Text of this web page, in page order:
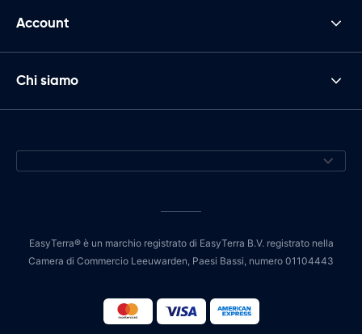
Account
Chi siamo
EasyTerra® è un marchio registrato di EasyTerra B.V. registrato nella
Camera di Commercio Leeuwarden, Paesi Bassi, numero 01104443